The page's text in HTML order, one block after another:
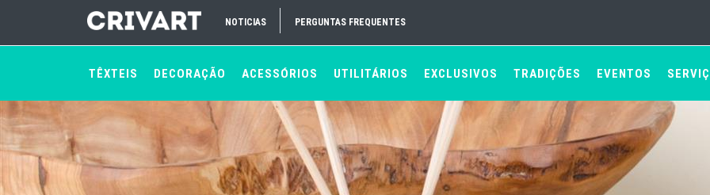
NOTICIAS PERGUNTAS FREQUENTES
TÊXTEIS DECORAÇÃO ACESSÓRIOS UTILITÁRIOS EXCLUSIVOS TRADIÇÕES EVENTOS